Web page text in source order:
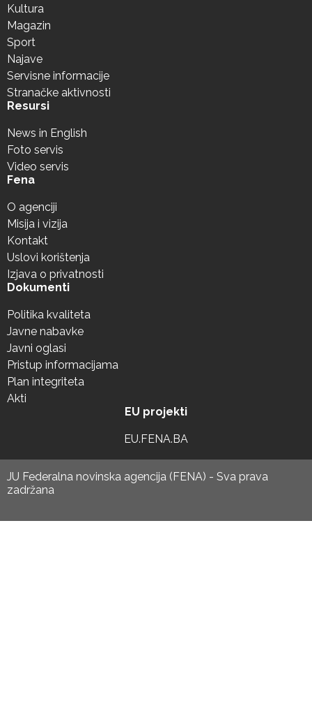
Kultura
Magazin
Sport
Najave
Servisne informacije
Stranačke aktivnosti
Resursi
News in English
Foto servis
Video servis
Fena
O agenciji
Misija i vizija
Kontakt
Uslovi korištenja
Izjava o privatnosti
Dokumenti
Politika kvaliteta
Javne nabavke
Javni oglasi
Pristup informacijama
Plan integriteta
Akti
EU projekti
EU.FENA.BA
JU Federalna novinska agencija (FENA) - Sva prava
zadržana